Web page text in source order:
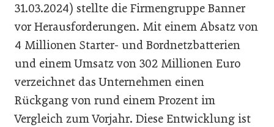
31.03.2024) stellte die Firmengruppe Banner
vor Herausforderungen. Mit einem Absatz von
4 Millionen Starter- und Bordnetzbatterien
und einem Umsatz von 302 Millionen Euro
verzeichnet das Unternehmen einen
Rückgang von rund einem Prozent im
Vergleich zum Vorjahr. Diese Entwicklung ist